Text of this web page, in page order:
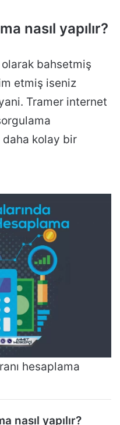
nasıl yapılır?
bahsetmiş
etmiş iseniz
Tramer internet
kolay bir
hesaplama
nasıl yapılır?